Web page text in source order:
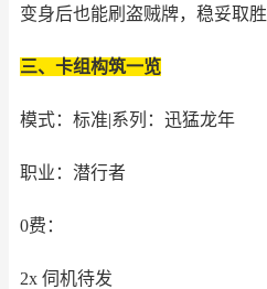
变身后也能刷盗贼牌，稳妥取胜
三、卡组构筑一览
模式：标准|系列：迅猛龙年
职业：潜行者
0费：
2x 伺机待发